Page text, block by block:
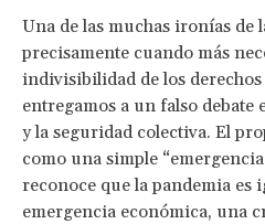
Una de las muchas ironías de
precisamente cuando más
indivisibilidad de los
entregamos a un falso
y la seguridad colectiva. El
como una simple
reconoce que la pandemia es
emergencia económica, una